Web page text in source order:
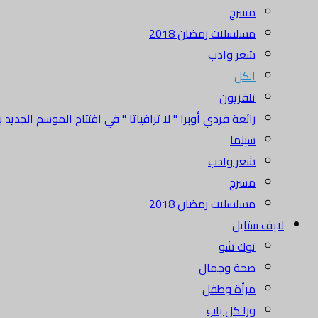
مسرح
مسلسلات رمضان 2018
شعر وادب
الكل
تلفزيون
رائعة فردي أوبرا " لا ترافياتا " في افتتاح الموسم الجديد
سينما
شعر وادب
مسرح
مسلسلات رمضان 2018
لايف ستايل
توك شو
صحة وجمال
مرأة وطفل
ورا كل باب